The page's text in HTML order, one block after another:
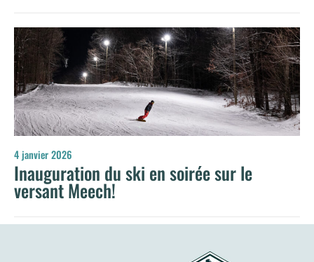
4 janvier 2026
Inauguration du ski en soirée sur le
versant Meech!